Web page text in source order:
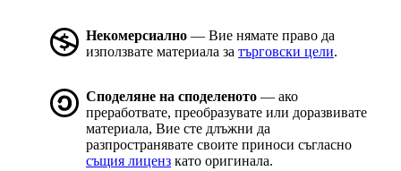
Некомерсиално — Вие нямате право да
използвате материала за търговски цели.
Споделяне на споделеното — ако
преработвате, преобразувате или доразвивате
материала, Вие сте длъжни да
разпространявате своите приноси съгласно
същия лиценз като оригинала.